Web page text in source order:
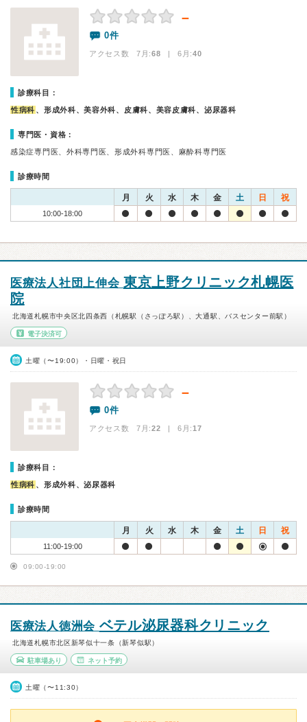
－
0件
アクセス数 7月:68 | 6月:40
診療科目：
性病科 、形成外科、美容外科、皮膚科、美容皮膚科、泌尿器科
専門医・資格：
感染症専門医、外科専門医、形成外科専門医、麻酔科専門医
診療時間
月 火 水 木 金 土 日 祝
10:00-18:00
医療法人社団上伸会 東京上野クリニック札幌医
院
北海道札幌市中央区北四条西（札幌駅（さっぽろ駅）、大通駅、バスセンター前駅）
電子決済可
土曜（〜19:00）・日曜・祝日
－
0件
アクセス数 7月:22 | 6月:17
診療科目：
性病科 、形成外科、泌尿器科
診療時間
月 火 水 木 金 土 日 祝
11:00-19:00
09:00-19:00
医療法人徳洲会 ベテル泌尿器科クリニック
北海道札幌市北区新琴似十一条（新琴似駅）
駐車場あり ネット予約
土曜（〜11:30）